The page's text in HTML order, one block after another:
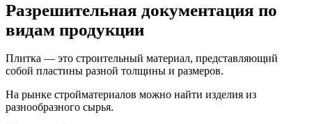
Разрешительная документация по
видам продукции
Плитка — это строительный материал, представляющий
собой пластины разной толщины и размеров.
На рынке стройматериалов можно найти изделия из
разнообразного сырья.